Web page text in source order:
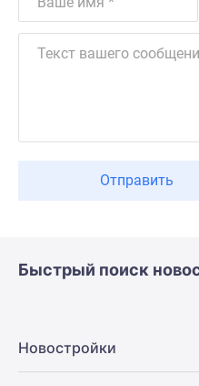
Отправить
Быстрый поиск
Новостройки